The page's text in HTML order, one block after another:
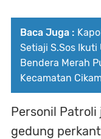
Baca Juga :
Setiaji S.Sos
Bendera Merah
Kecamatan
Personil
gedung